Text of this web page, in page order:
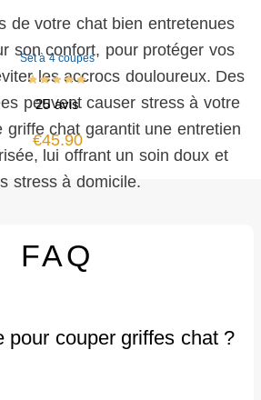
de votre chat bien entretenues
son confort, pour protéger vos
les accrocs douloureux. Des
peuvent causer stress à votre
griffe chat garantit une entretien
lui offrant un soin doux et
stress à domicile.
Set à 4 coupes
25 avis
€45.90
FAQ
pour couper griffes chat ?